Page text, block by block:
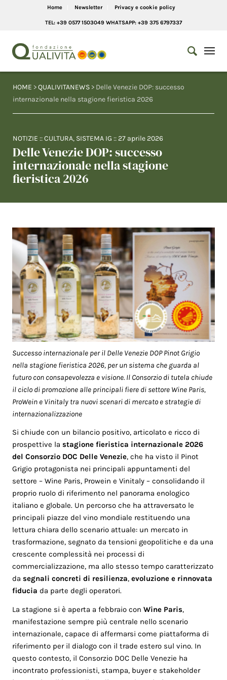
Home Newsletter Privacy e cookie policy
TEL: +39 0577 1503049 WHATSAPP: +39 375 6797337
HOME >QUALIVITANEWS > Delle Venezie DOP: successo
internazionale nella stagione fieristica 2026
NOTIZIE ::CULTURA, SISTEMA IG :: 27 aprile 2026
Delle Venezie DOP: successo
internazionale nella stagione
fieristica 2026
Successo internazionale per il Delle Venezie DOP Pinot Grigio
nella stagione fieristica 2026, per un sistema che guarda al
futuro con consapevolezza e visione. Il Consorzio di tutela chiude
il ciclo di promozione alle principali fiere di settore Wine Paris,
ProWein e Vinitaly tra nuovi scenari di mercato e strategie di
internazionalizzazione
Si chiude con un bilancio positivo, articolato e ricco di
prospettive lastagione fieristica internazionale 2026
del Consorzio DOC Delle Venezie, che ha visto il Pinot
Grigio protagonista nei principali appuntamenti del
settore – Wine Paris, Prowein e Vinitaly – consolidando il
proprio ruolo di riferimento nel panorama enologico
italiano e globale. Un percorso che ha attraversato le
principali piazze del vino mondiale restituendo una
lettura chiara dello scenario attuale: un mercato in
trasformazione, segnato da tensioni geopolitiche e da una
crescente complessità nei processi di
commercializzazione, ma allo stesso tempo caratterizzato
dasegnali concreti di resilienza,evoluzione e rinnovata
fiducia da parte degli operatori.
La stagione si è aperta a febbraio conWine Paris,
manifestazione sempre più centrale nello scenario
internazionale, capace di affermarsi come piattaforma di
riferimento per il dialogo con il trade estero sul vino. In
questo contesto, il Consorzio DOC Delle Venezie ha
incontrato professionisti, stampa, buyer e stakeholder